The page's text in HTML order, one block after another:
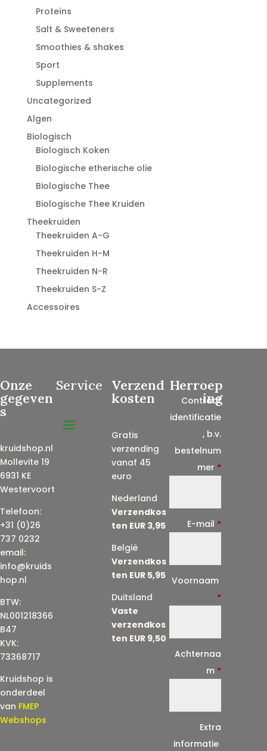
Proteïns
Salt & Sweeteners
Smoothies & shakes
Sport
Supplements
Uncategorized
Algen
Biologisch
Biologisch Koken
Biologische etherische olie
Biologische Thee
Biologische Thee Kruiden
Theekruiden
Theekruiden A-G
Theekruiden H-M
Theekruiden N-R
Theekruiden S-Z
Accessoires
Onze
gegeven
s
kruidshop.nl
Mollevite 19
6931 KE
Westervoort
Telefoon:
+31 (0)26
737 0232
email:
info@kruids
hop.nl
BTW:
NL001218366
B47
KVK:
73368717
Kruidshop is
onderdeel
van FMEP
Webshops
Service Verzend
kosten
Gratis
verzending
vanaf 45
euro
Nederland
Verzendkos
ten EUR 3,95
België
Verzendkos
ten EUR 5,95
Duitsland
Vaste
verzendkos
ten EUR 9,50
Herroep
ing
Contract
identificatie
, b.v.
bestelnum
mer *
E-mail *
Voornaam
*
Achternaa
m *
Extra
informatie